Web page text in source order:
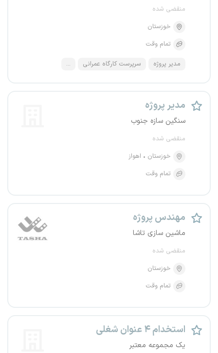
منقضی شده
خوزستان
تمام وقت
مدیر پروژه سرپرست کارگاه عمرانی ...
مدیر پروژه
سنگین سازه جنوب
منقضی شده
خوزستان
اهواز
تمام وقت
مهندس پروژه
ماشین سازی تاشا
منقضی شده
خوزستان
تمام وقت
استخدام ۴ عنوان شغلی
یک مجموعه معتبر